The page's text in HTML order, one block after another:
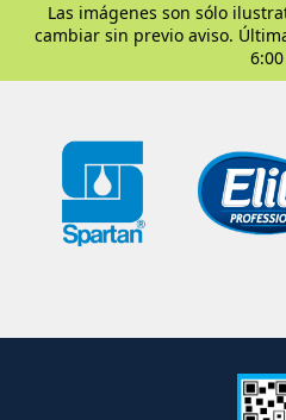
Las imágenes son sólo
cambiar sin previo aviso.
6:00